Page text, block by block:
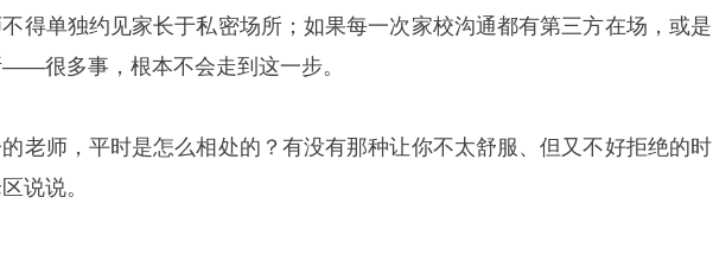
得单独约见家长于私密场所；如果每一次家校沟通都有第三方在场，或是
很多事，根本不会走到这一步。
老师，平时是怎么相处的？有没有那种让你不太舒服、但又不好拒绝的时
说说。